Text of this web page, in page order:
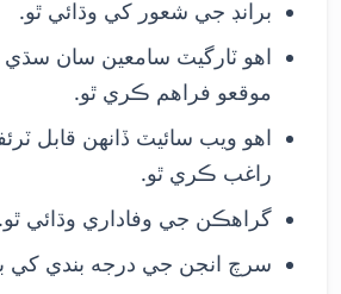
برانڊ جي شعور کي وڌائي ٿو.
اهو ٽارگيٽ سامعين سان
موقعو فراهم ڪري ٿو.
اهو ويب سائيٽ ڏانهن قابل
راغب ڪري ٿو.
گراهڪن جي وفاداري وڌائي ٿو.
سرچ انجن جي درجه بندي کي